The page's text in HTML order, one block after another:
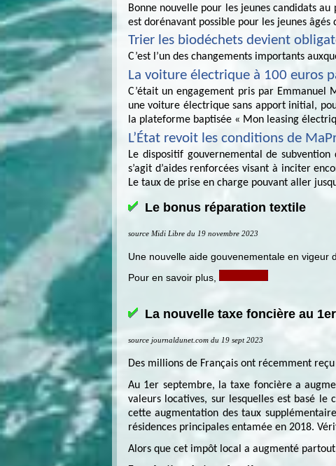
Bonne nouvelle pour les jeunes candidats au
est dorénavant possible pour les jeunes
Trier les biodéchets devient
C’est l’un des changements importants
La voiture électrique à 100 euros
C’était un engagement pris par Emmanuel
une voiture électrique sans apport initial,
la plateforme baptisée « Mon leasing
L’État revoit les conditions de
Le dispositif gouvernemental de
s’agit d’aides renforcées visant à inciter
Le taux de prise en charge pouvant aller
Le bonus réparation textile
source Midi Libre du 19 novembre 2023
Une nouvelle aide gouvenementale en vigeur
Pour en savoir plus,
La nouvelle taxe foncière au
source journaldunet.com du 19 sept 2023
Des millions de Français ont récemment
Au 1er septembre, la taxe foncière a
valeurs locatives, sur lesquelles est basé
cette augmentation des taux
résidences principales entamée en 2018.
Alors que cet impôt local a augmenté